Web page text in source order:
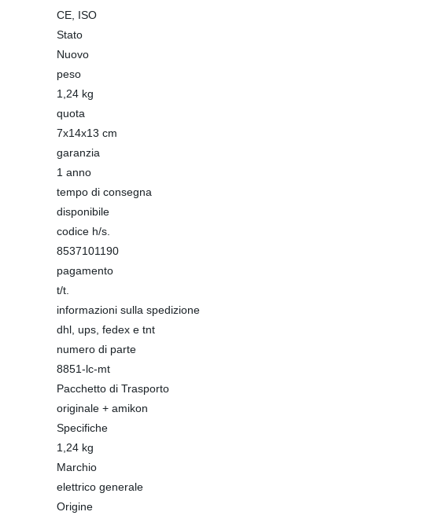
CE, ISO
Stato
Nuovo
peso
1,24 kg
quota
7x14x13 cm
garanzia
1 anno
tempo di consegna
disponibile
codice h/s.
8537101190
pagamento
t/t.
informazioni sulla spedizione
dhl, ups, fedex e tnt
numero di parte
8851-lc-mt
Pacchetto di Trasporto
originale + amikon
Specifiche
1,24 kg
Marchio
elettrico generale
Origine